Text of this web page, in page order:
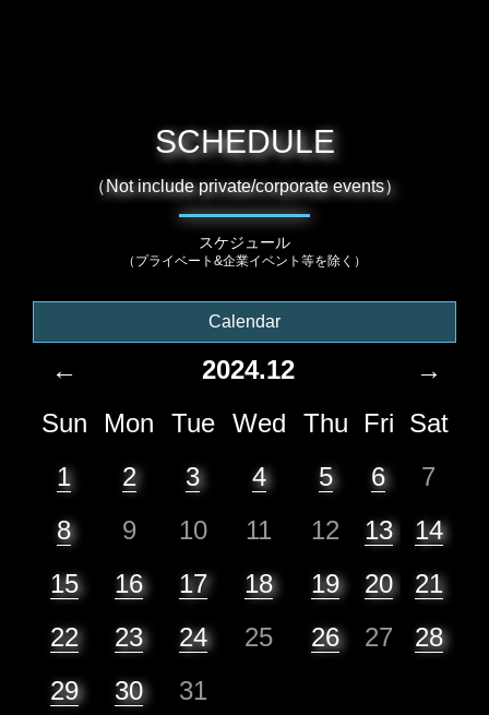
SCHEDULE
（Not include private/corporate events）
スケジュール
（プライベート&企業イベント等を除く）
Calendar
← 2024.12
→
Sun
Mon Tue Wed Thu Fri Sat
1
2 3 4 5 6
7
8
9 10 11 12 13
14
15
16 17 18 19 20
21
22
23 24 25 26 27
28
29
30 31